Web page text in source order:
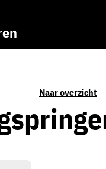
Naar overzicht